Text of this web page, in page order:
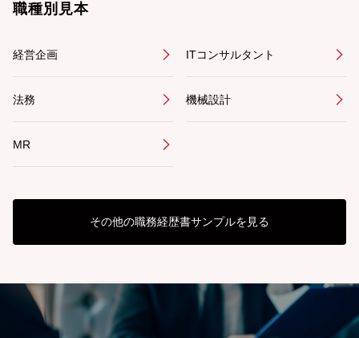
職種別見本
経営企画 ITコンサルタント
法務 機械設計
MR
その他の職務経歴書サンプルを見る